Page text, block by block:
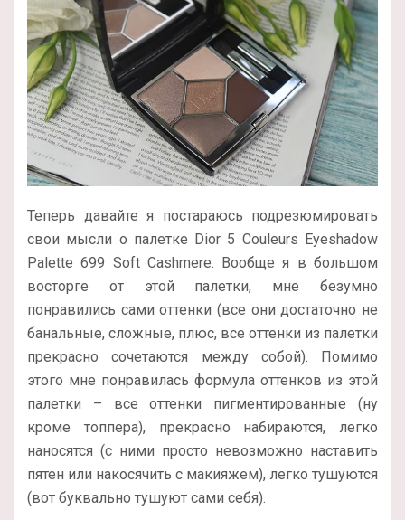
Теперь давайте я постараюсь подрезюмировать
свои мысли о палетке Dior 5 Couleurs Eyeshadow
Palette 699 Soft Cashmere. Вообще я в большом
восторге от этой палетки, мне безумно
понравились сами оттенки (все они достаточно не
банальные, сложные, плюс, все оттенки из палетки
прекрасно сочетаются между собой). Помимо
этого мне понравилась формула оттенков из этой
палетки – все оттенки пигментированные (ну
кроме топпера), прекрасно набираются, легко
наносятся (с ними просто невозможно наставить
пятен или накосячить с макияжем), легко тушуются
(вот буквально тушуют сами себя).